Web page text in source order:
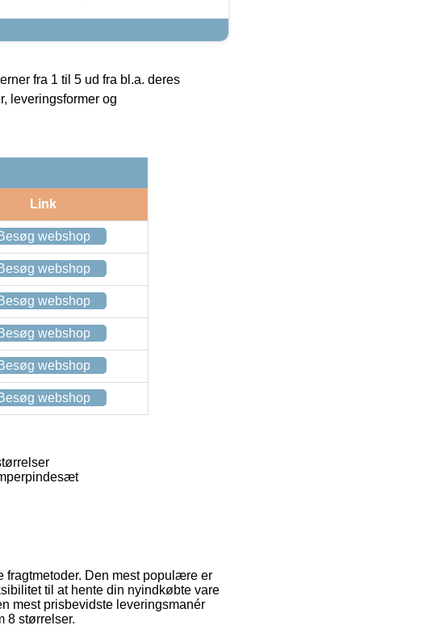
fra 1 til 5 ud fra bl.a. deres
leveringsformer og
Link
webshop
webshop
webshop
webshop
webshop
webshop
fragtmetoder. Den mest populære er
til at hente din nyindkøbte vare
mest prisbevidste leveringsmanér
8 størrelser.